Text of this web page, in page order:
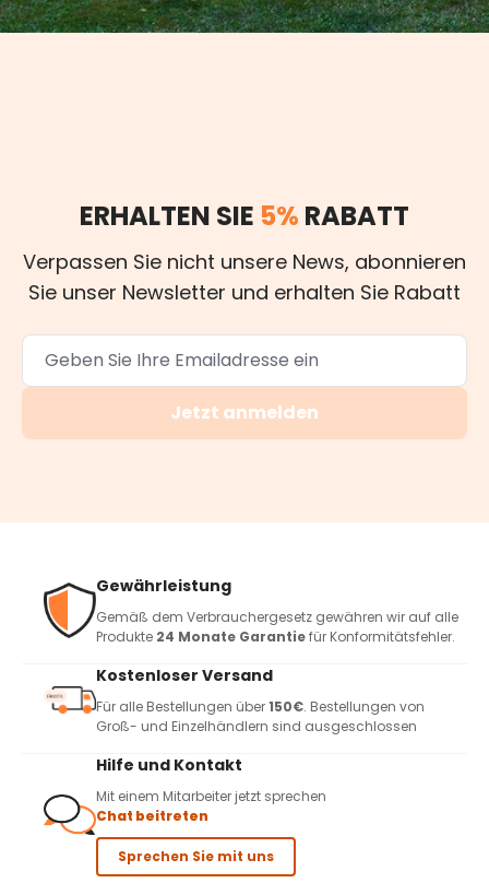
ERHALTEN SIE 5% RABATT
Verpassen Sie nicht unsere News, abonnieren
Sie unser Newsletter und erhalten Sie Rabatt
Jetzt anmelden
Gewährleistung
Gemäß dem Verbrauchergesetz gewähren wir auf alle
Produkte 24 Monate Garantiefür Konformitätsfehler.
Kostenloser Versand
Für alle Bestellungen über150€. Bestellungen von
Groß- und Einzelhändlern sind ausgeschlossen
Hilfe und Kontakt
Mit einem Mitarbeiter jetzt sprechen
Chat beitreten
Sprechen Sie mit uns